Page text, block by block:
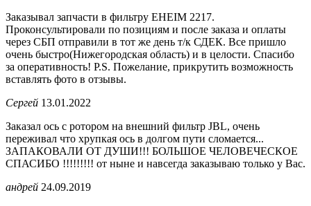
Заказывал запчасти в фильтру EHEIM 2217.
Проконсультировали по позициям и после заказа и оплаты
через СБП отправили в тот же день т/к СДЕК. Все пришло
очень быстро(Нижегородская область) и в целости. Спасибо
за оперативность! P.S. Пожелание, прикрутить возможность
вставлять фото в отзывы.
Сергей 13.01.2022
Заказал ось с ротором на внешний фильтр JBL, очень
переживал что хрупкая ось в долгом пути сломается...
ЗАПАКОВАЛИ ОТ ДУШИ!!! БОЛЬШОЕ ЧЕЛОВЕЧЕСКОЕ
СПАСИБО !!!!!!!!! от ныне и навсегда заказываю только у Вас.
андрей 24.09.2019